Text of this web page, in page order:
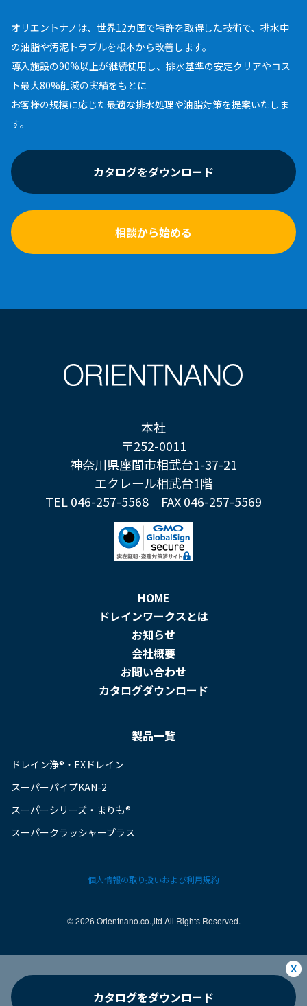
オリエントナノは、世界12カ国で特許を取得した技術で、排水中
の油脂や汚泥トラブルを根本から改善します。
導入施設の90%以上が継続使用し、排水基準の安定クリアやコス
ト最大80%削減の実績をもとに
お客様の規模に応じた最適な排水処理や油脂対策を提案いたしま
す。
カタログをダウンロード
相談から始める
本社
〒252-0011
神奈川県座間市相武台1-37-21
エクレール相武台1階
TEL 046-257-5568 FAX 046-257-5569
HOME
ドレインワークスとは
お知らせ
会社概要
お問い合わせ
カタログダウンロード
製品一覧
ドレイン浄®・EXドレイン
スーパーパイプKAN-2
スーパーシリーズ・まりも®
スーパークラッシャープラス
©︎ 2026 Orientnano.co.,ltd All Rights Reserved.
個人情報の取り扱いおよび利用規約
X
カタログをダウンロード